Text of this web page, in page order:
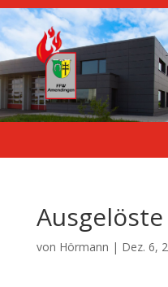
von Hörmann | Dez. 6,